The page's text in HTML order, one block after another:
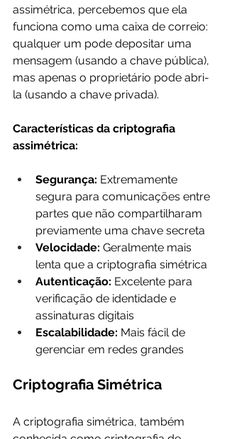
assimétrica, percebemos que ela
funciona como uma caixa de correio:
qualquer um pode depositar uma
mensagem (usando a chave pública),
mas apenas o proprietário pode abri-
la (usando a chave privada).
Características da criptografia
assimétrica:
Segurança: Extremamente
segura para comunicações entre
partes que não compartilharam
previamente uma chave secreta
Velocidade: Geralmente mais
lenta que a criptografia simétrica
Autenticação: Excelente para
verificação de identidade e
assinaturas digitais
Escalabilidade: Mais fácil de
gerenciar em redes grandes
Criptografia Simétrica
A criptografia simétrica, também